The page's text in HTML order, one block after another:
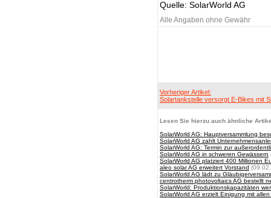
Quelle: SolarWorld AG
Alle Angaben ohne Gewähr
Vorheriger Artikel:
Solartankstelle versorgt E-Bikes mit
Lesen Sie hierzu auch ähnliche
SolarWorld AG: Hauptversammlung
SolarWorld AG zahlt
SolarWorld AG: Termin zur
SolarWorld AG in schweren Gewässern
SolarWorld AG platziert 400 Millionen
aleo solar AG erweitert Vorstand
SolarWorld AG lädt zu
centrotherm photovoltaics AG bestellt
SolarWorld: Produktionskapazitäten
SolarWorld AG erzielt Einigung mit